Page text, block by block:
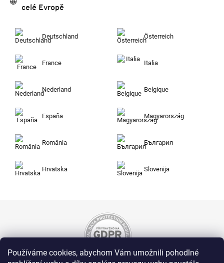
Používáme cookies, abychom Vám umožnili pohodlné
celé Evropě
Deutschland Österreich
France Italia
Nederland Belgique
España Magyarország
România България
Hrvatska Slovenija